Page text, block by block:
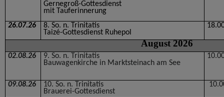
Gernegroß-Gottesdienst
mit Tauferinnerung
26.07.26
8. So. n. Trinitatis
Taizé-Gottesdienst Ruhepol
August 2026
02.08.26
9. So. n. Trinitatis
Bauwagenkirche in Marktsteinach am See
09.08.26
10. So. n. Trinitatis
Brauerei-Gottesdienst